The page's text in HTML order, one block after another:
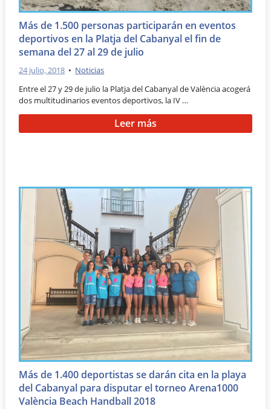
Más de 1.500 personas participarán en eventos
deportivos en la Platja del Cabanyal el fin de
semana del 27 al 29 de julio
24 julio, 2018 • Noticias
Entre el 27 y 29 de julio la Platja del Cabanyal de València acogerá
dos multitudinarios eventos deportivos, la IV …
Leer más
Más de 1.400 deportistas se darán cita en la playa
del Cabanyal para disputar el torneo Arena1000
València Beach Handball 2018